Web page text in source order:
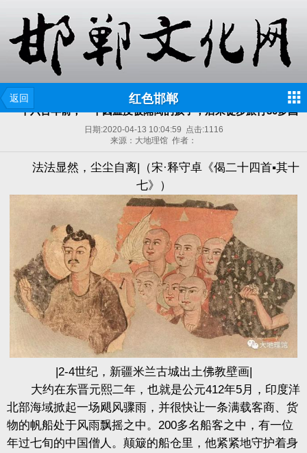
返回 红色邯郸
一千六百年前，一个因瘟疫被隔离的孩子，后来徒步旅行30多国
日期:2020-04-13 10:04:59 点击:1116
来源：大地理馆 作者：
法法显然，尘尘自离|（宋·释守卓《偈二十四首▪其十
七》）
|2-4世纪，新疆米兰古城出土佛教壁画|
大约在东晋元熙二年，也就是公元412年5月，印度洋
北部海域掀起一场飓风骤雨，并很快让一条满载客商、货
物的帆船处于风雨飘摇之中。200多名船客之中，有一位
年过七旬的中国僧人。颠簸的船仓里，他紧紧地守护着身